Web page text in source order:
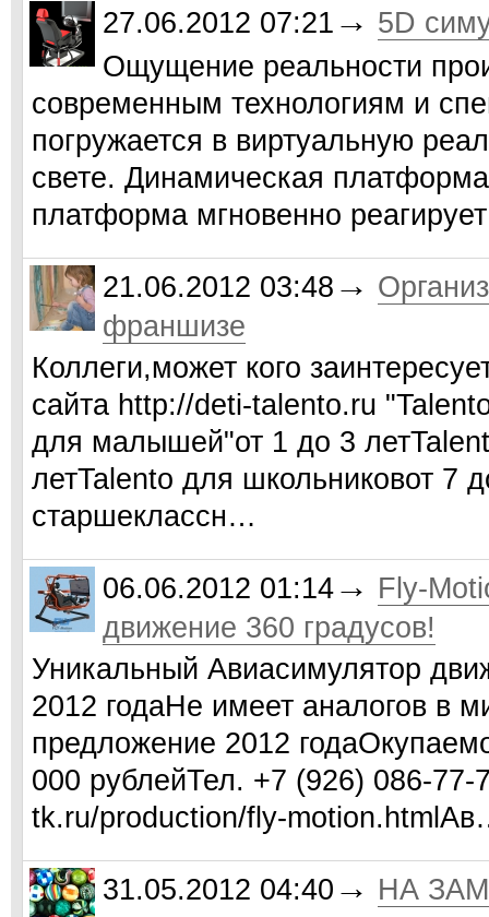
27.06.2012 07:21 → 5D
Ощущение реальности
современным технологиям и
погружается в виртуальную
свете. Динамическая
платформа мгновенно
21.06.2012 03:48 →
франшизе
Коллеги,может кого
сайта http://deti-talento.ru
для малышей"от 1 до 3
летTalento для школьниковот 7
старшеклассн…
06.06.2012 01:14 → Fly-
движение 360 градусов!
Уникальный Авиасимулятор
2012 годаНе имеет аналогов в
предложение 2012
000 рублейТел. +7 (926) 086-
tk.ru/production/fly-
31.05.2012 04:40 → НА